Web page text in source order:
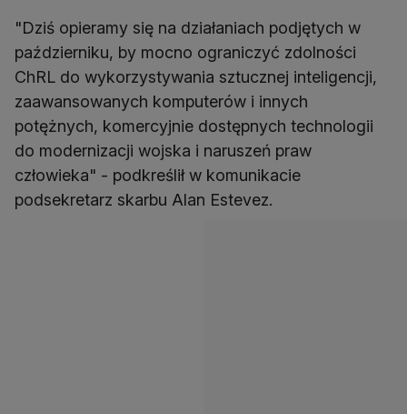
"Dziś opieramy się na działaniach podjętych w
październiku, by mocno ograniczyć zdolności
ChRL do wykorzystywania sztucznej inteligencji,
zaawansowanych komputerów i innych
potężnych, komercyjnie dostępnych technologii
do modernizacji wojska i naruszeń praw
człowieka" - podkreślił w komunikacie
podsekretarz skarbu Alan Estevez.